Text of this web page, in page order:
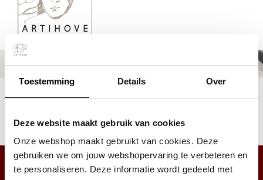
Toestemming Details Over
Deze website maakt gebruik van cookies
Onze webshop maakt gebruikt van cookies. Deze
gebruiken we om jouw webshopervaring te verbeteren en
te personaliseren. Deze informatie wordt gedeeld met
Het artikel dat u zoekt is helaas niet meer aanwezig. Wellicht kunnen
Klik hier om ons assortiment geschenken te bekijken.